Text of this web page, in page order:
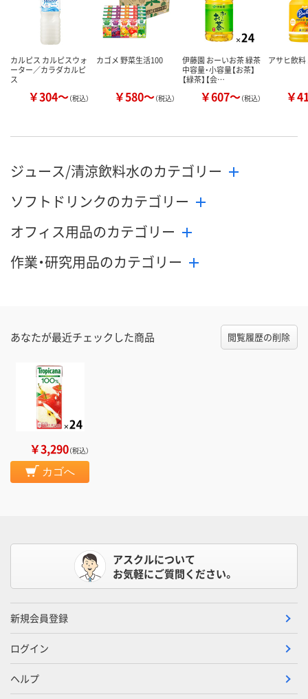
カゴへ カゴへ カ
カルピス カルピスウォ
ーター／カラダカルピ
ス
￥304～（税込）
カゴメ 野菜生活100
￥580～（税込）
伊藤園 おーいお茶 緑茶
中容量・小容量【お茶】
【緑茶】【会…
￥607～（税込）
アサヒ飲
￥
ジュース/清涼飲料水のカテゴリー
ソフトドリンクのカテゴリー
オフィス用品のカテゴリー
作業・研究用品のカテゴリー
あなたが最近チェックした商品 閲覧履歴の削除
￥3,290（税込）
カゴへ
アスクルについて
お気軽にご質問ください。
新規会員登録
ログイン
ヘルプ